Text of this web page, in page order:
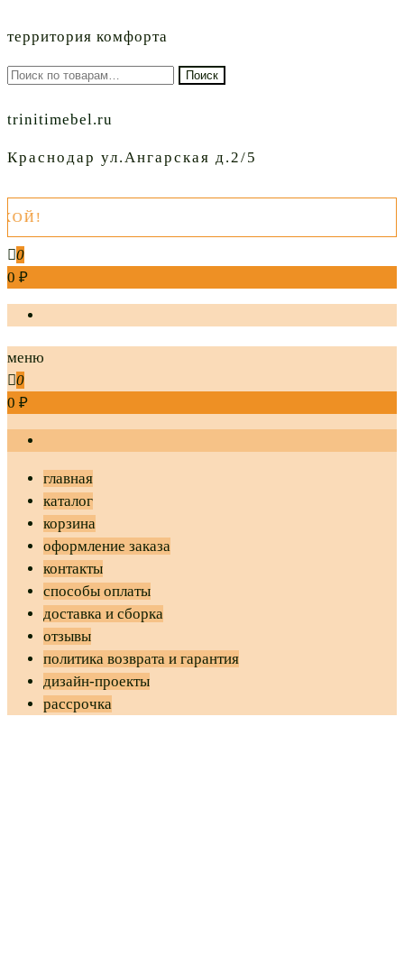
территория комфорта
Искать: Поиск
trinitimebel.ru
Краснодар ул.Ангарская д.2/5
0
0 ₽
меню
0
0 ₽
главная
каталог
корзина
оформление заказа
контакты
способы оплаты
доставка и сборка
отзывы
политика возврата и гарантия
дизайн-проекты
рассрочка